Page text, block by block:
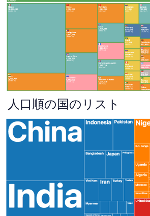
人口順の国のリスト